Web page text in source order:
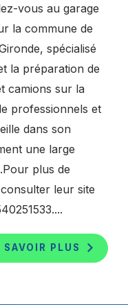
vous au garage
la commune de
spécialisé
la préparation de
camions sur la
professionnels et
dans son
une large
plus de
leur site
SAVOIR PLUS